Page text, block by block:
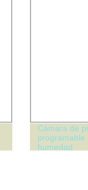
Cámara de
programable
humedad